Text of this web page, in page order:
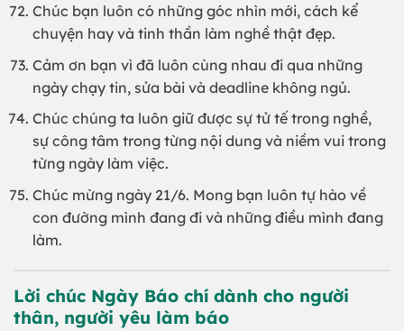
Chúc bạn luôn có những góc nhìn mới, cách kể
chuyện hay và tinh thần làm nghề thật đẹp.
Cảm ơn bạn vì đã luôn cùng nhau đi qua những
ngày chạy tin, sửa bài và deadline không ngủ.
Chúc chúng ta luôn giữ được sự tử tế trong nghề,
sự công tâm trong từng nội dung và niềm vui trong
từng ngày làm việc.
Chúc mừng ngày 21/6. Mong bạn luôn tự hào về
con đường mình đang đi và những điều mình đang
làm.
Lời chúc Ngày Báo chí dành cho người
thân, người yêu làm báo